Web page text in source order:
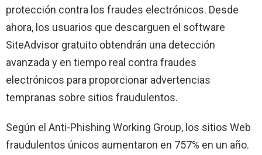
protección contra los fraudes electrónicos. Desde
ahora, los usuarios que descarguen el software
SiteAdvisor gratuito obtendrán una detección
avanzada y en tiempo real contra fraudes
electrónicos para proporcionar advertencias
tempranas sobre sitios fraudulentos.
Según el Anti-Phishing Working Group, los sitios Web
fraudulentos únicos aumentaron en 757% en un año.